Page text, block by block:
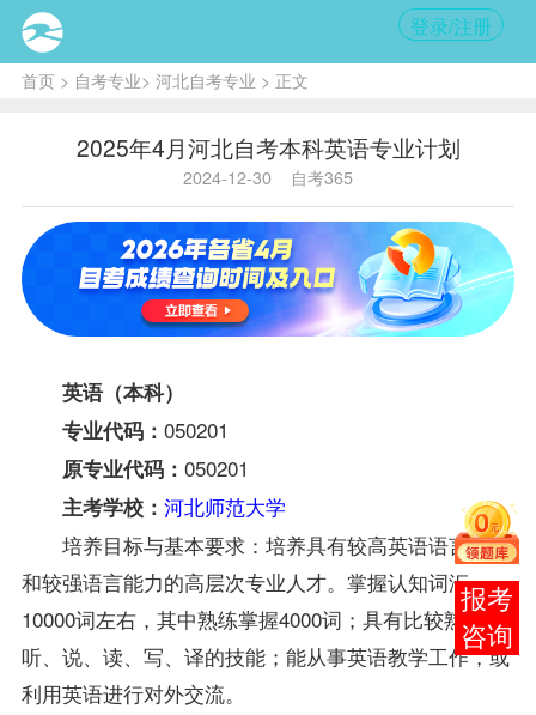
登录/注册
首页> 自考专业> 河北自考专业 > 正文
2025年4月河北自考本科英语专业计划
2024-12-30 自考365
英语（本科）
专业代码： 050201
原专业代码： 050201
主考学校： 河北师范大学
培养目标与基本要求：培养具有较高英语语言素养
和较强语言能力的高层次专业人才。掌握认知词汇
10000词左右，其中熟练掌握4000词；具有比较熟练的
听、说、读、写、译的技能；能从事英语教学工作，或
利用英语进行对外交流。
在线
客服